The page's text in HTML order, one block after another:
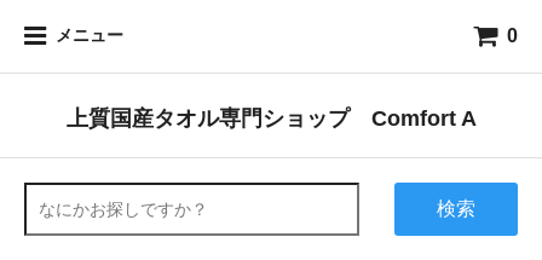
メニュー 0
上質国産タオル専門ショップ Comfort A
検索